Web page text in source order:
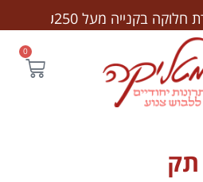
בקנייה מעל ₪250
0
תק